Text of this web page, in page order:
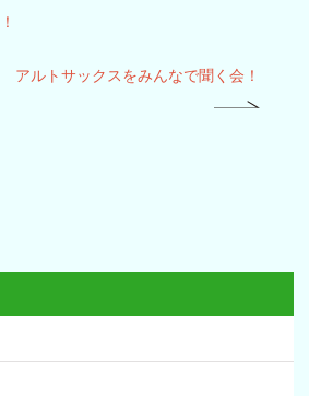
アルトサックスをみんなで聞く会！